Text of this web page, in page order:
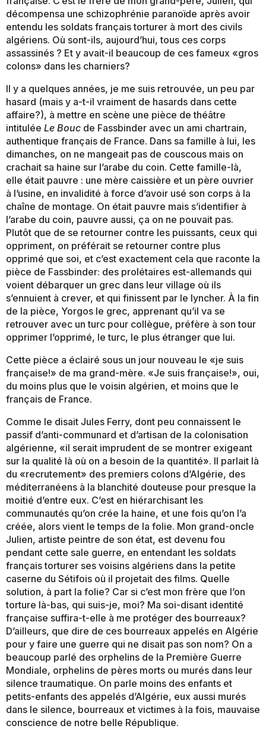
décompensa une schizophrénie paranoïde après avoir
entendu les soldats français torturer à mort des civils
algériens. Où sont-ils, aujourd’hui, tous ces corps
assassinés ? Et y avait-il beaucoup de ces fameux «gros
colons» dans les charniers?
Il y a quelques années, je me suis retrouvée, un peu par
hasard (mais y a-t-il vraiment de hasards dans cette
affaire?), à mettre en scène une pièce de théâtre
intitulée Le Bouc de Fassbinder avec un ami chartrain,
authentique français de France. Dans sa famille à lui, les
dimanches, on ne mangeait pas de couscous mais on
crachait sa haine sur l’arabe du coin. Cette famille-là,
elle était pauvre : une mère caissière et un père ouvrier
à l’usine, en invalidité à force d’avoir usé son corps à la
chaîne de montage. On était pauvre mais s’identifier à
l’arabe du coin, pauvre aussi, ça on ne pouvait pas.
Plutôt que de se retourner contre les puissants, ceux qui
oppriment, on préférait se retourner contre plus
opprimé que soi, et c’est exactement cela que raconte la
pièce de Fassbinder: des prolétaires est-allemands qui
voient débarquer un grec dans leur village où ils
s’ennuient à crever, et qui finissent par le lyncher. À la fin
de la pièce, Yorgos le grec, apprenant qu’il va se
retrouver avec un turc pour collègue, préfère à son tour
opprimer l’opprimé, le turc, le plus étranger que lui.
Cette pièce a éclairé sous un jour nouveau le «je suis
française!» de ma grand-mère. «Je suis française!», oui,
du moins plus que le voisin algérien, et moins que le
français de France.
Comme le disait Jules Ferry, dont peu connaissent le
passif d’anti-communard et d’artisan de la colonisation
algérienne, «il serait imprudent de se montrer exigeant
sur la qualité là où on a besoin de la quantité». Il parlait là
du «recrutement» des premiers colons d’Algérie, des
méditerranéens à la blanchité douteuse pour presque la
moitié d’entre eux. C’est en hiérarchisant les
communautés qu’on crée la haine, et une fois qu’on l’a
créée, alors vient le temps de la folie. Mon grand-oncle
Julien, artiste peintre de son état, est devenu fou
pendant cette sale guerre, en entendant les soldats
français torturer ses voisins algériens dans la petite
caserne du Sétifois où il projetait des films. Quelle
solution, à part la folie? Car si c’est mon frère que l’on
torture là-bas, qui suis-je, moi? Ma soi-disant identité
française suffira-t-elle à me protéger des bourreaux?
D’ailleurs, que dire de ces bourreaux appelés en Algérie
pour y faire une guerre qui ne disait pas son nom? On a
beaucoup parlé des orphelins de la Première Guerre
Mondiale, orphelins de pères morts ou murés dans leur
silence traumatique. On parle moins des enfants et
petits-enfants des appelés d’Algérie, eux aussi murés
dans le silence, bourreaux et victimes à la fois, mauvaise
conscience de notre belle République.